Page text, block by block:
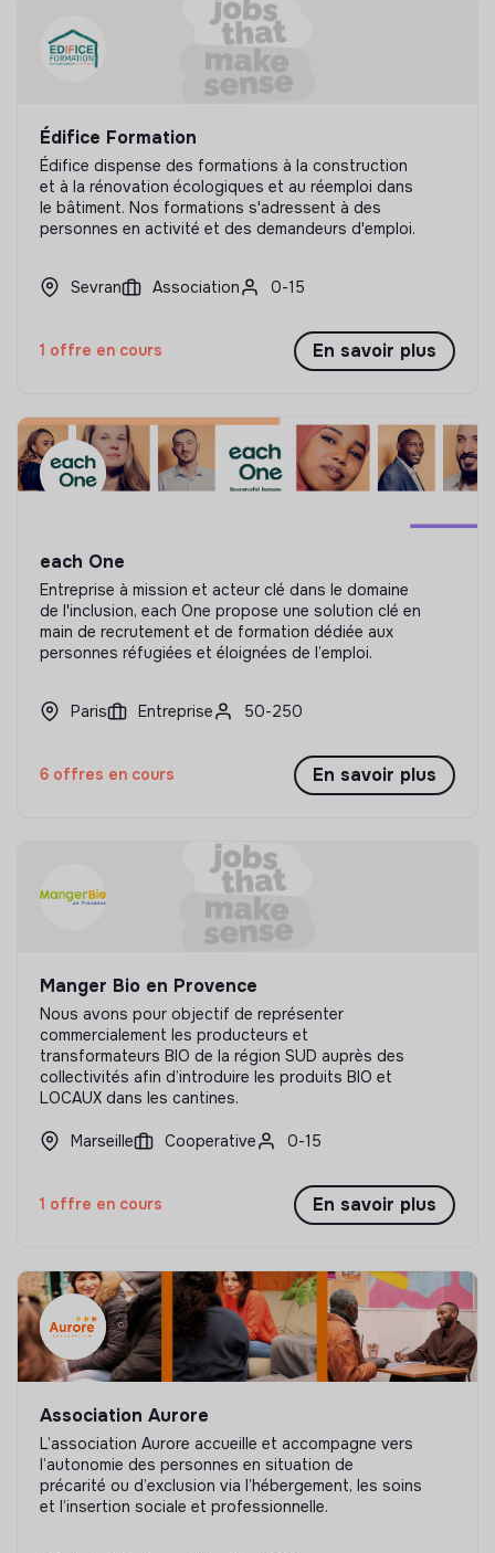
Édifice Formation
Édifice dispense des formations à la construction
et à la rénovation écologiques et au réemploi dans
le bâtiment. Nos formations s'adressent à des
personnes en activité et des demandeurs d'emploi.
Sevran Association 0-15
1 offre en cours En savoir plus
each One
Entreprise à mission et acteur clé dans le domaine
de l'inclusion, each One propose une solution clé en
main de recrutement et de formation dédiée aux
personnes réfugiées et éloignées de l’emploi.
Paris Entreprise 50-250
6 offres en cours En savoir plus
Manger Bio en Provence
Nous avons pour objectif de représenter
commercialement les producteurs et
transformateurs BIO de la région SUD auprès des
collectivités afin d’introduire les produits BIO et
LOCAUX dans les cantines.
Marseille Cooperative 0-15
1 offre en cours En savoir plus
Association Aurore
L’association Aurore accueille et accompagne vers
l’autonomie des personnes en situation de
précarité ou d’exclusion via l’hébergement, les soins
et l’insertion sociale et professionnelle.